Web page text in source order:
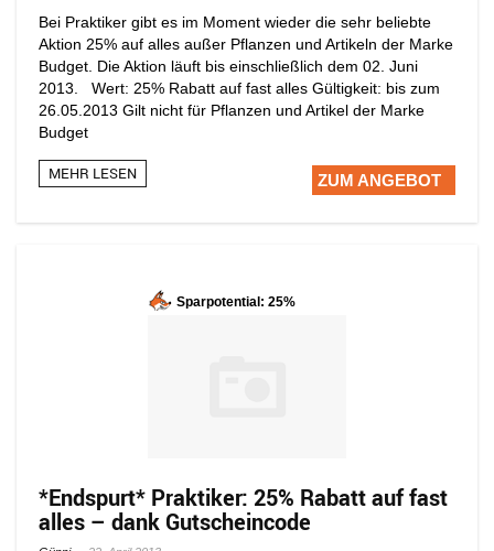
Bei Praktiker gibt es im Moment wieder die sehr beliebte
Aktion 25% auf alles außer Pflanzen und Artikeln der Marke
Budget. Die Aktion läuft bis einschließlich dem 02. Juni
2013. Wert: 25% Rabatt auf fast alles Gültigkeit: bis zum
26.05.2013 Gilt nicht für Pflanzen und Artikel der Marke
Budget
MEHR LESEN ZUM ANGEBOT
Sparpotential: 25%
*Endspurt* Praktiker: 25% Rabatt auf fast
alles – dank Gutscheincode